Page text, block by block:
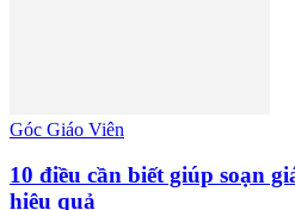
Góc Giáo Viên
10 điều cần biết giúp soạn
hiệu quả